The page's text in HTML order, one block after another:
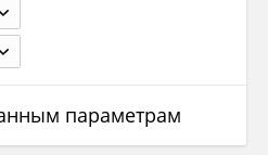
параметрам